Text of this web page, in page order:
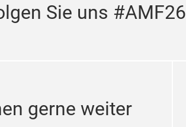
Sie uns #AMF26
gerne weiter